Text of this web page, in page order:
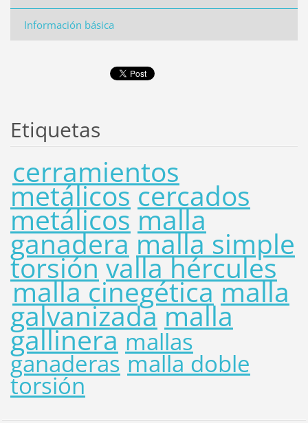
Información básica
Etiquetas
cerramientos
metálicoscercados
metálicosmalla
ganadera malla simple
torsiónvalla hércules
malla cinegéticamalla
galvanizadamalla
gallinera mallas
ganaderas malla doble
torsión